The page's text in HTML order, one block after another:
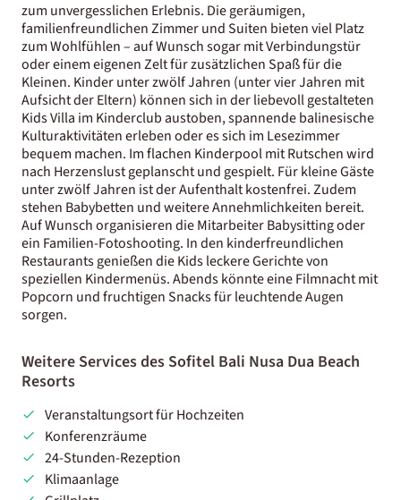
zum unvergesslichen Erlebnis. Die geräumigen,
familienfreundlichen Zimmer und Suiten bieten viel Platz
zum Wohlfühlen – auf Wunsch sogar mit Verbindungstür
oder einem eigenen Zelt für zusätzlichen Spaß für die
Kleinen. Kinder unter zwölf Jahren (unter vier Jahren mit
Aufsicht der Eltern) können sich in der liebevoll gestalteten
Kids Villa im Kinderclub austoben, spannende balinesische
Kulturaktivitäten erleben oder es sich im Lesezimmer
bequem machen. Im flachen Kinderpool mit Rutschen wird
nach Herzenslust geplanscht und gespielt. Für kleine Gäste
unter zwölf Jahren ist der Aufenthalt kostenfrei. Zudem
stehen Babybetten und weitere Annehmlichkeiten bereit.
Auf Wunsch organisieren die Mitarbeiter Babysitting oder
ein Familien-Fotoshooting. In den kinderfreundlichen
Restaurants genießen die Kids leckere Gerichte von
speziellen Kindermenüs. Abends könnte eine Filmnacht mit
Popcorn und fruchtigen Snacks für leuchtende Augen
sorgen.
Weitere Services des Sofitel Bali Nusa Dua Beach
Resorts
Veranstaltungsort für Hochzeiten
Konferenzräume
24-Stunden-Rezeption
Klimaanlage